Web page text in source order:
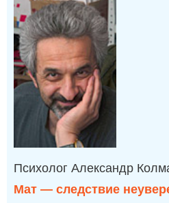
Психолог Александр
Мат — следствие